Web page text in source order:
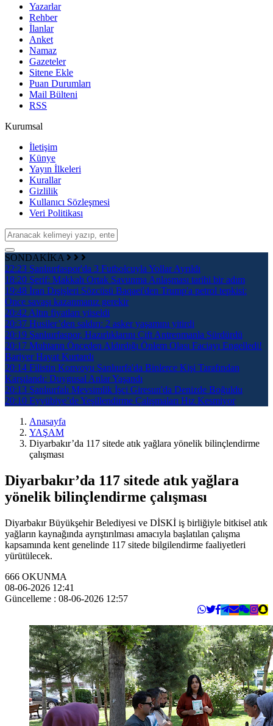
Yazarlar
Rehber
İlanlar
Anket
Namaz
Gazeteler
Sitene Ekle
Puan Durumları
Mail Bülteni
RSS
Kurumsal
İletişim
Künye
Yayın İlkeleri
Kurallar
Gizlilik
Kullanıcı Sözleşmesi
Veri Politikası
SONDAKİKA
22:23 Şanlıurfaspor'da 3 Futbolcuyla Yollar Ayrıldı
18:20 Şerif: Makkah Ortak Savunma Anlaşması tarihi bir adım
19:48 İran Dışişleri Sözcüsü Baqaei'den Trump'a petrol tepkisi:
Önce savaşı kazanmanız gerekir
20:42 Altın fiyatları yüseldi
20:37 Husiler’den saldırı: 2 asker yaşamını yitirdi
20:19 Şanlıurfaspor, Hazırlıklarını Çift Antrenmanla Sürdürdü
20:17 Muhtarın Önceden Aldırdığı Önlem Olası Faciayı Engelledi!
Bariyer Hayat Kurtardı
20:14 Filistin Konvoyu Şanlıurfa'da Binlerce Kişi Tarafından
Karşılandı: Duygusal Anlar Yaşandı
20:13 Şanlıurfalı Mevsimlik İşçi Giresun'da Denizde Boğuldu
20:10 Eyyübiye’de Yeşillendirme Çalışmaları Hız Kesmiyor
Anasayfa
YAŞAM
Diyarbakır’da 117 sitede atık yağlara yönelik bilinçlendirme
çalışması
Diyarbakır’da 117 sitede atık yağlara
yönelik bilinçlendirme çalışması
Diyarbakır Büyükşehir Belediyesi ve DİSKİ iş birliğiyle bitkisel atık
yağların kaynağında ayrıştırılması amacıyla başlatılan çalışma
kapsamında kent genelinde 117 sitede bilgilendirme faaliyetleri
yürütülecek.
666 OKUNMA
08-06-2026 12:41
Güncelleme : 08-06-2026 12:57